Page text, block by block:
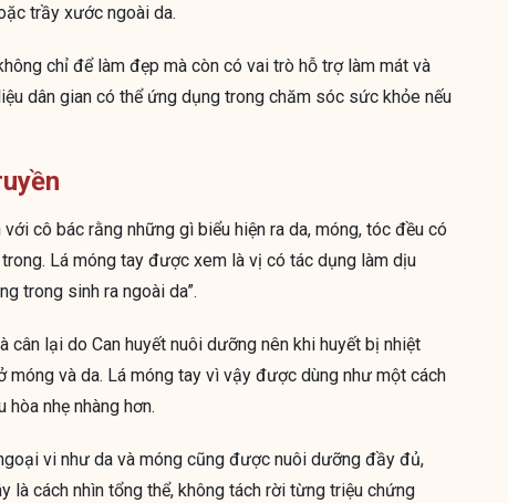
trầy xước ngoài da.
chỉ để làm đẹp mà còn có vai trò hỗ trợ làm mát và
dân gian có thể ứng dụng trong chăm sóc sức khỏe nếu
cô bác rằng những gì biểu hiện ra da, móng, tóc đều có
Lá móng tay được xem là vị có tác dụng làm dịu
trong sinh ra ngoài da”.
cân lại do Can huyết nuôi dưỡng nên khi huyết bị nhiệt
móng và da. Lá móng tay vì vậy được dùng như một cách
nhẹ nhàng hơn.
vi như da và móng cũng được nuôi dưỡng đầy đủ,
là cách nhìn tổng thể, không tách rời từng triệu chứng